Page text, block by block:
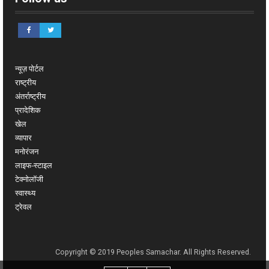
न्यूज़ पोर्टल
राष्ट्रीय
अंतर्राष्ट्रीय
प्रादेशिक
खेल
व्यापार
मनोरंजन
लाइफ-स्टाइल
टेक्नोलॉजी
स्वास्थ्य
ट्रेवल
Copyright © 2019 Peoples Samachar. All Rights Reserved.